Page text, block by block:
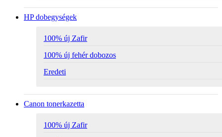
HP dobegységek
100% új Zafir
100% új fehér dobozos
Eredeti
Canon tonerkazetta
100% új Zafir